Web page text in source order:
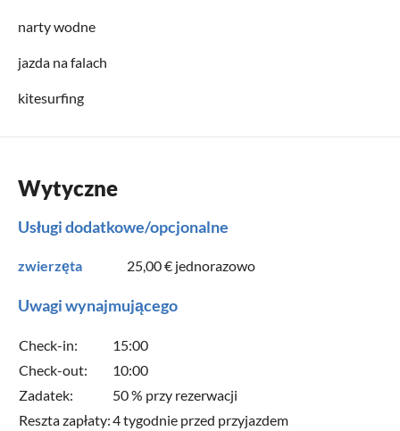
narty wodne
jazda na falach
kitesurfing
Wytyczne
Usługi dodatkowe/opcjonalne
zwierzęta 25,00 € jednorazowo
Uwagi wynajmującego
Check-in:
15:00
Check-out:
10:00
Zadatek:
50 % przy rezerwacji
Reszta zapłaty:4 tygodnie przed przyjazdem